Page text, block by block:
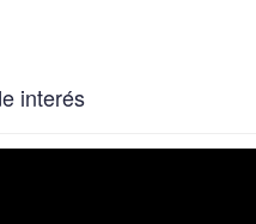
interés